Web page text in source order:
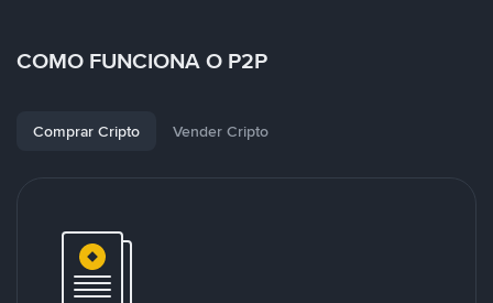
COMO FUNCIONA O P2P
Comprar Cripto Vender Cripto